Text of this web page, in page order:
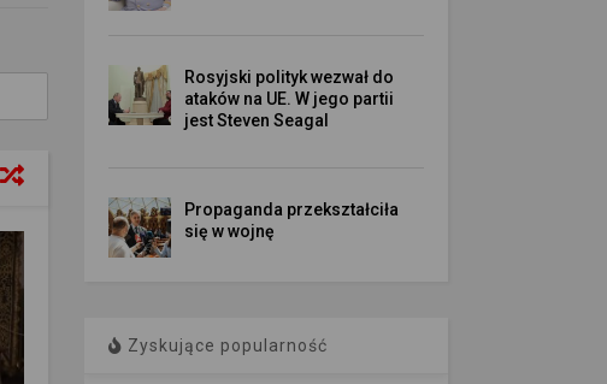
Rosyjski polityk wezwał do
ataków na UE. W jego partii
jest Steven Seagal
Propaganda przekształciła
się w wojnę
Zyskujące popularność